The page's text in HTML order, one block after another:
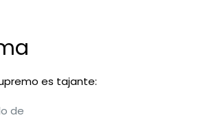
es tajante:
de